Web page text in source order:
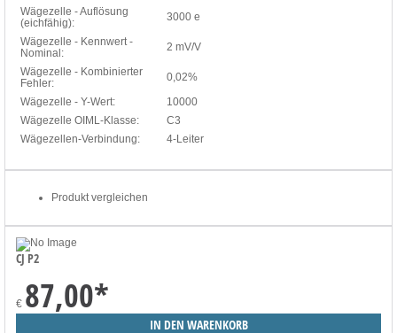
Wägezelle - Auflösung
(eichfähig):
3000 e
Wägezelle - Kennwert -
Nominal:
2 mV/V
Wägezelle - Kombinierter
Fehler:
0,02%
Wägezelle - Y-Wert:
10000
Wägezelle OIML-Klasse:
C3
Wägezellen-Verbindung:
4-Leiter
Produkt vergleichen
CJ P2
€ 87,00*